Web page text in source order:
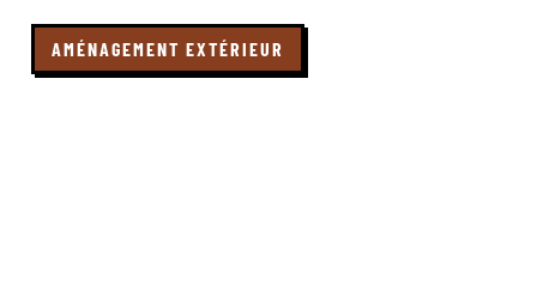
AMÉNAGEMENT EXTÉRIEUR